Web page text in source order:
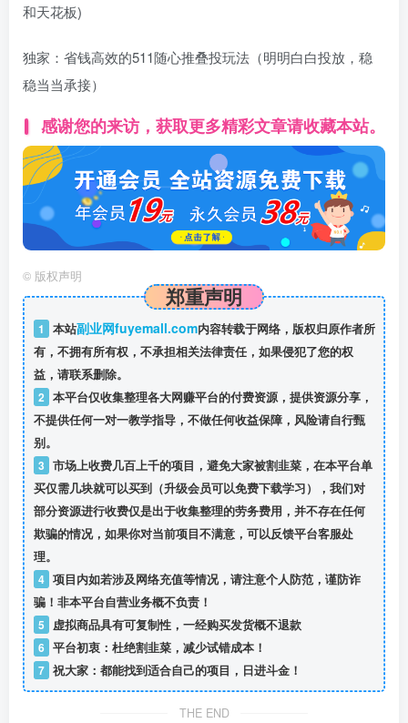
和天花板)
独家：省钱高效的511随心推叠投玩法（明明白白投放，稳
稳当当承接）
感谢您的来访，获取更多精彩文章请收藏本站。
© 版权声明
郑重声明
1 本站副业网fuyemall.com内容转载于网络，版权归原作者所
有，不拥有所有权，不承担相关法律责任，如果侵犯了您的权
益，请联系删除。
2 本平台仅收集整理各大网赚平台的付费资源，提供资源分享，
不提供任何一对一教学指导，不做任何收益保障，风险请自行甄
别。
3 市场上收费几百上千的项目，避免大家被割韭菜，在本平台单
买仅需几块就可以买到（升级会员可以免费下载学习），我们对
部分资源进行收费仅是出于收集整理的劳务费用，并不存在任何
欺骗的情况，如果你对当前项目不满意，可以反馈平台客服处
理。
4 项目内如若涉及网络充值等情况，请注意个人防范，谨防诈
骗！非本平台自营业务概不负责！
5
虚拟商品具有可复制性，一经购买发货概不退款
6 平台初衷：杜绝割韭菜，减少试错成本！
7 祝大家：都能找到适合自己的项目，日进斗金！
THE END